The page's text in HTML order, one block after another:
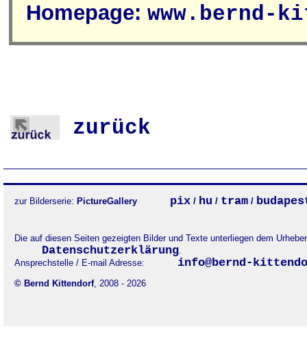
Homepage: www.bernd-
zurück
zur Bilderserie: PictureGallery pix / hu / tram /
Die auf diesen Seiten gezeigten Bilder und Texte unterliegen dem
Datenschutzerklärung.
Ansprechstelle / E-mail Adresse:
info@bernd-
© Bernd Kittendorf, 2008 - 2026